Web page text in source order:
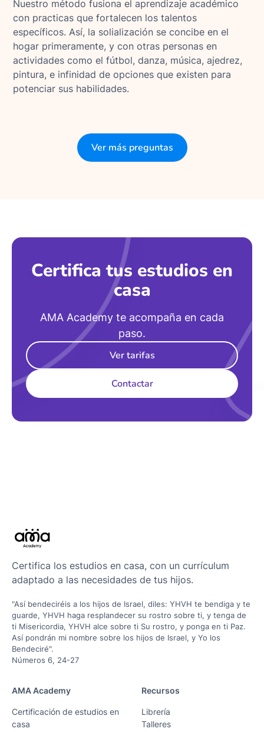
Nuestro método fusiona el aprendizaje académico
con practicas que fortalecen los talentos
específicos. Así, la solialización se concibe en el
hogar primeramente, y con otras personas en
actividades como el fútbol, danza, música, ajedrez,
pintura, e infinidad de opciones que existen para
potenciar sus habilidades.
Ver más preguntas
Certifica tus estudios en
casa
AMA Academy te acompaña en cada
paso.
Ver tarifas
Contactar
Certifica los estudios en casa, con un currículum
adaptado a las necesidades de tus hijos.
"Así bendeciréis a los hijos de Israel, diles: YHVH te bendiga y te
guarde, YHVH haga resplandecer su rostro sobre ti, y tenga de
ti Misericordia, YHVH alce sobre ti Su rostro, y ponga en ti Paz.
Así pondrán mi nombre sobre los hijos de Israel, y Yo los
Bendeciré".
Números 6, 24-27
AMA Academy
Certificación de estudios en
casa
Recursos
Librería
Talleres